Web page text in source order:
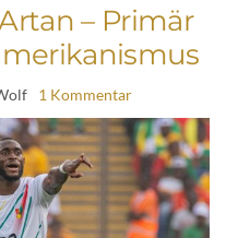
– Primär
1 Kommentar